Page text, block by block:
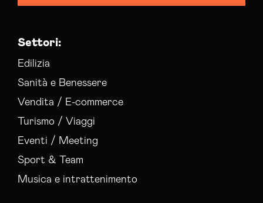
Settori:
Edilizia
Sanità e Benessere
Vendita / E-commerce
Turismo / Viaggi
Eventi / Meeting
Sport & Team
Musica e intrattenimento